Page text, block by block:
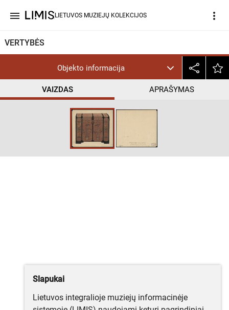
menu LIETUVOS MUZIEJŲ KOLEKCIJOS more_vert
VERTYBĖS
Objekto informacija
VAIZDAS APRAŠYMAS
CC BY-NC
Slapukai
Lietuvos integralioje muziejų informacinėje